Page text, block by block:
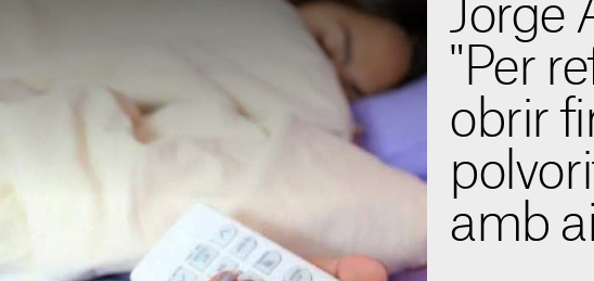
Jorge
"Per
obrir
amb